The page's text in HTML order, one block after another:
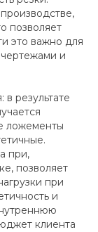
позволяет
это важно для
и
результате
ложементы
при,
позволяет
при
и
клиента